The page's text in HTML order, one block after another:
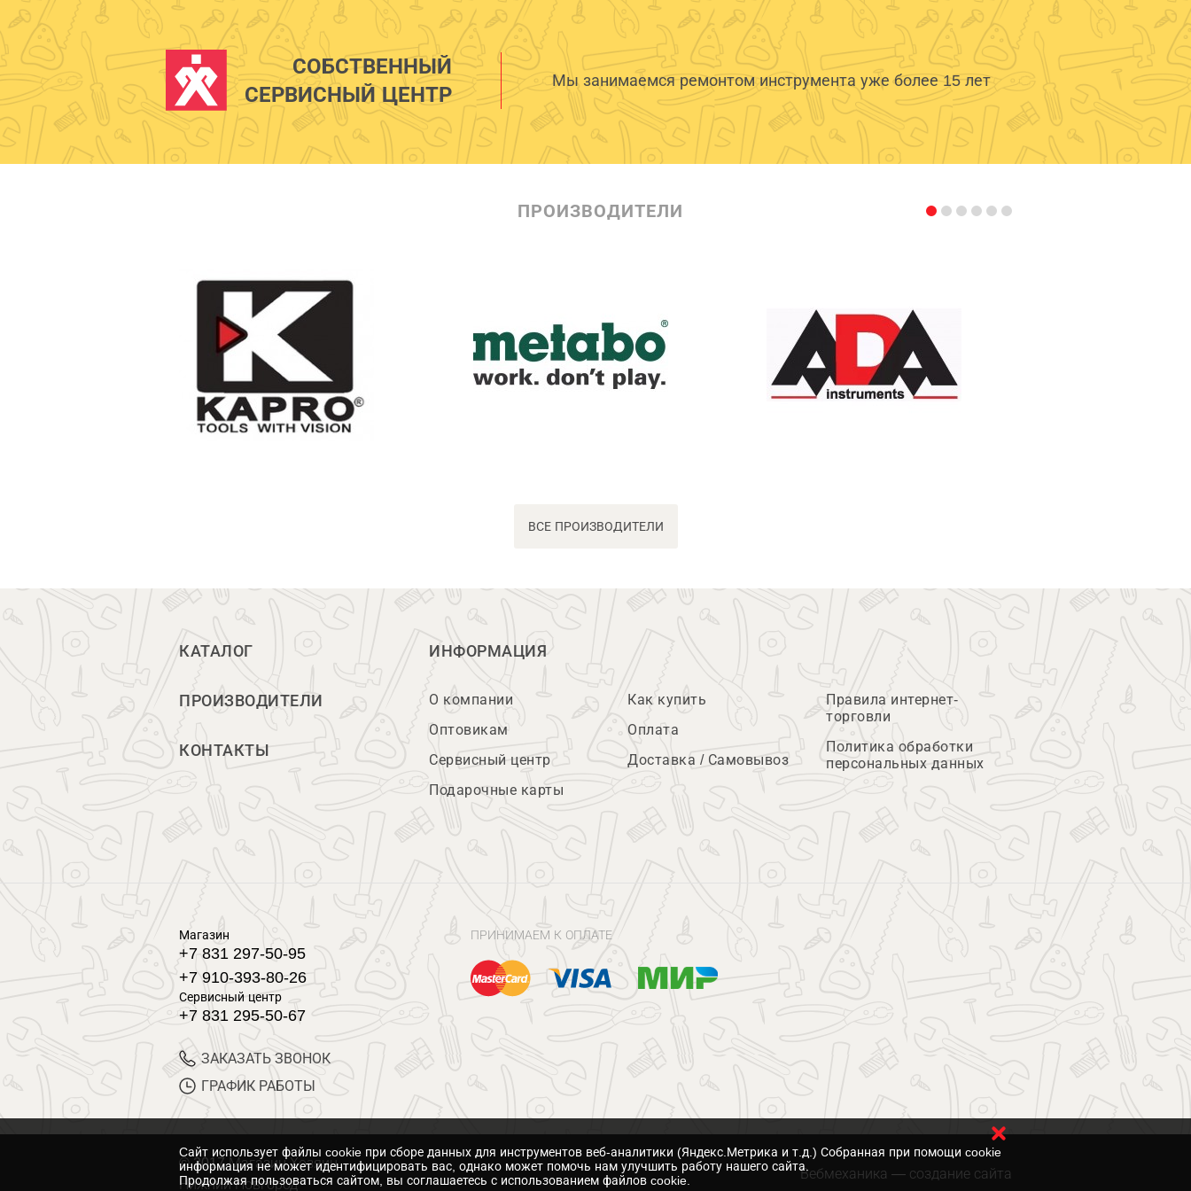
СОБСТВЕННЫЙ
СЕРВИСНЫЙ ЦЕНТР
Мы занимаемся ремонтом инструмента уже более 15 лет
ПРОИЗВОДИТЕЛИ
ВСЕ ПРОИЗВОДИТЕЛИ
КАТАЛОГ
ПРОИЗВОДИТЕЛИ
КОНТАКТЫ
ИНФОРМАЦИЯ
О компании
Оптовикам
Сервисный центр
Подарочные карты
Как купить
Оплата
Доставка / Самовывоз
Правила интернет-
торговли
Политика обработки
персональных данных
Магазин
+7 831 297-50-95
+7 910-393-80-26
Сервисный центр
+7 831 295-50-67
ЗАКАЗАТЬ ЗВОНОК
ГРАФИК РАБОТЫ
ПРИНИМАЕМ К ОПЛАТЕ
© 2017 Магазин Хозяин
Нижний Новгород
Вебмеханика — создание сайта
Cайт использует файлы cookie при сборе данных для инструментов веб-аналитики (Яндекс.Метрика и т.д.) Собранная при помощи cookie
информация не может идентифицировать вас, однако может помочь нам улучшить работу нашего сайта.
Продолжая пользоваться сайтом, вы соглашаетесь с использованием файлов cookie.